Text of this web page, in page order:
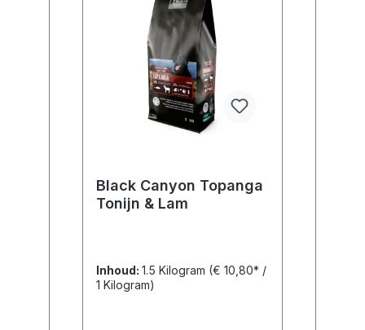
Black Canyon Topanga
Tonijn & Lam
Inhoud: 1.5 Kilogram (€ 10,80* /
1 Kilogram)